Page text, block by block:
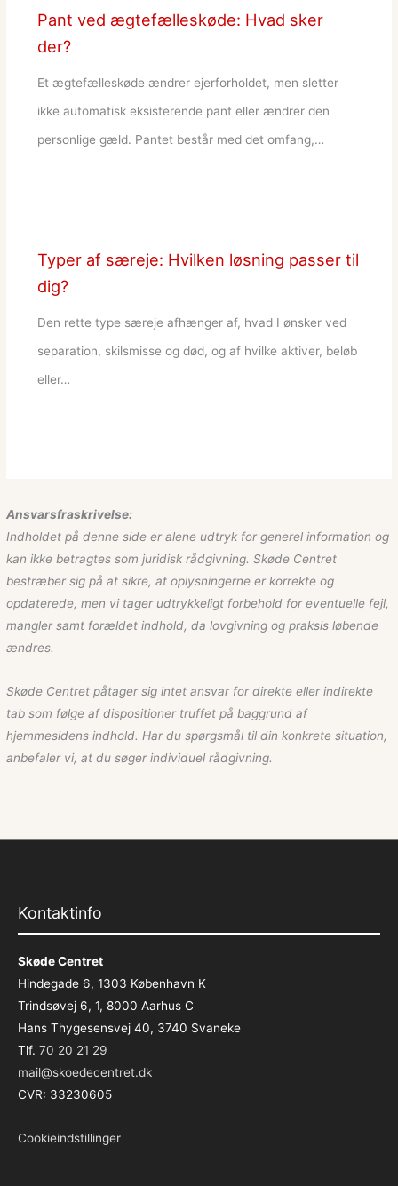
Pant ved ægtefælleskøde: Hvad sker
der?
Et ægtefælleskøde ændrer ejerforholdet, men sletter
ikke automatisk eksisterende pant eller ændrer den
personlige gæld. Pantet består med det omfang,…
Typer af særeje: Hvilken løsning passer til
dig?
Den rette type særeje afhænger af, hvad I ønsker ved
separation, skilsmisse og død, og af hvilke aktiver, beløb
eller…
Ansvarsfraskrivelse:
Indholdet på denne side er alene udtryk for generel information og
kan ikke betragtes som juridisk rådgivning. Skøde Centret
bestræber sig på at sikre, at oplysningerne er korrekte og
opdaterede, men vi tager udtrykkeligt forbehold for eventuelle fejl,
mangler samt forældet indhold, da lovgivning og praksis løbende
ændres.
Skøde Centret påtager sig intet ansvar for direkte eller indirekte
tab som følge af dispositioner truffet på baggrund af
hjemmesidens indhold. Har du spørgsmål til din konkrete situation,
anbefaler vi, at du søger individuel rådgivning.
Kontaktinfo
Skøde Centret
Hindegade 6, 1303 København K
Trindsøvej 6, 1, 8000 Aarhus C
Hans Thygesensvej 40, 3740 Svaneke
Tlf. 70 20 21 29
mail@skoedecentret.dk
CVR: 33230605
Cookieindstillinger